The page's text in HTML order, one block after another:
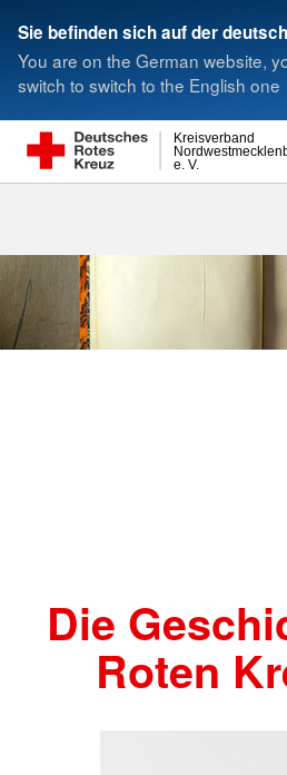
Sie befinden sich auf der
You are on the German website,
switch to switch to the English one
e. V.
Kreisverband
Die
Roten